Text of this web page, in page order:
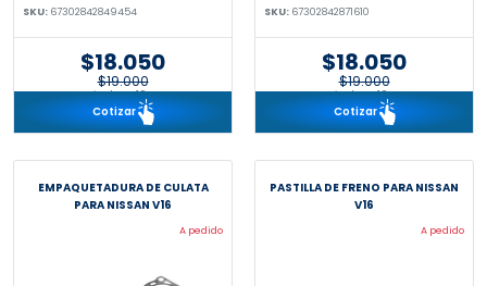
SKU: 67302842849454
$18.050
$19.000
incl. IVA 19%
Cotizar
SKU: 67302842871610
$18.050
$19.000
incl. IVA 19%
Cotizar
EMPAQUETADURA DE CULATA
PARA NISSAN V16
A pedido
PASTILLA DE FRENO PARA NISSAN
V16
A pedido